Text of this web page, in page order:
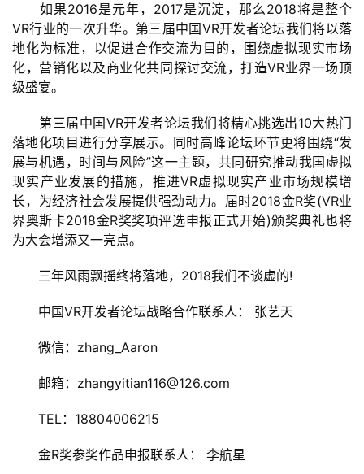
戏
休
闲
2
0
2
5
如果2016是元年，2017是沉淀，那么2018将是整个
VR行业的一次升华。第三届中国VR开发者论坛我们将以落
地化为标准，以促进合作交流为目的，围绕虚拟现实市场
化，营销化以及商业化共同探讨交流，打造VR业界一场顶
级盛宴。
第三届中国VR开发者论坛我们将精心挑选出10大热门
落地化项目进行分享展示。同时高峰论坛环节更将围绕“发
展与机遇，时间与风险”这一主题，共同研究推动我国虚拟
现实产业发展的措施，推进VR虚拟现实产业市场规模增
长，为经济社会发展提供强劲动力。届时2018金R奖(VR业
界奥斯卡2018金R奖奖项评选申报正式开始)颁奖典礼也将
为大会增添又一亮点。
三年风雨飘摇终将落地，2018我们不谈虚的!
中国VR开发者论坛战略合作联系人： 张艺天
微信：zhang_Aaron
邮箱：zhangyitian116@126.com
TEL：18804006215
金R奖参奖作品申报联系人： 李航星